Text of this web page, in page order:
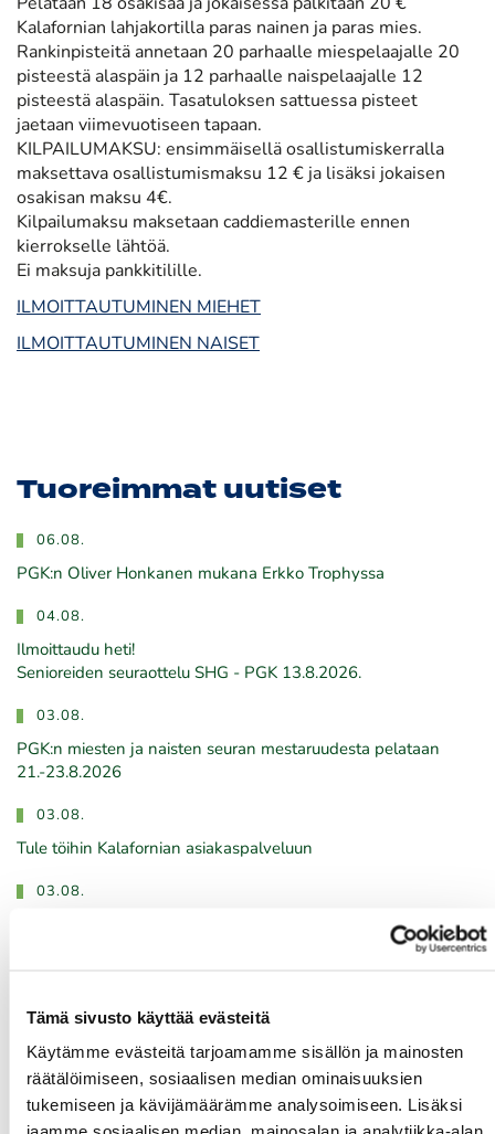
Tämä sivusto käyttää evästeitä
Käytämme evästeitä tarjoamamme sisällön ja mainosten
räätälöimiseen, sosiaalisen median ominaisuuksien
tukemiseen ja kävijämäärämme analysoimiseen. Lisäksi
Pelataan 18 osakisaa ja jokaisessa palkitaan 20 €
Kalafornian lahjakortilla paras nainen ja paras mies.
Rankinpisteitä annetaan 20 parhaalle miespelaajalle 20
pisteestä alaspäin ja 12 parhaalle naispelaajalle 12
pisteestä alaspäin. Tasatuloksen sattuessa pisteet
jaetaan viimevuotiseen tapaan.
KILPAILUMAKSU: ensimmäisellä osallistumiskerralla
maksettava osallistumismaksu 12 € ja lisäksi jokaisen
osakisan maksu 4€.
Kilpailumaksu maksetaan caddiemasterille ennen
kierrokselle lähtöä.
Ei maksuja pankkitilille.
ILMOITTAUTUMINEN MIEHET
ILMOITTAUTUMINEN NAISET
Tuoreimmat uutiset
06.08.
PGK:n Oliver Honkanen mukana Erkko Trophyssa
04.08.
Ilmoittaudu heti!
​​​​​​​Senioreiden seuraottelu SHG - PGK 13.8.2026.
03.08.
PGK:n miesten ja naisten seuran mestaruudesta pelataan
21.-23.8.2026
03.08.
Tule töihin Kalafornian asiakaspalveluun
03.08.
Tulevat tapahtumat
08.08.
IKH Milwaukee Open